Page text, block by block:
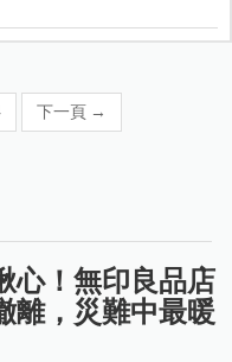
下一頁 →
心！無印良品店
離，災難中最暖